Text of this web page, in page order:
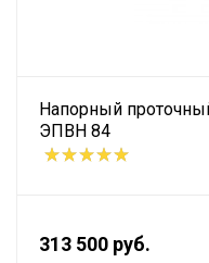
Напорный
ЭПВН 84
313 500 руб.